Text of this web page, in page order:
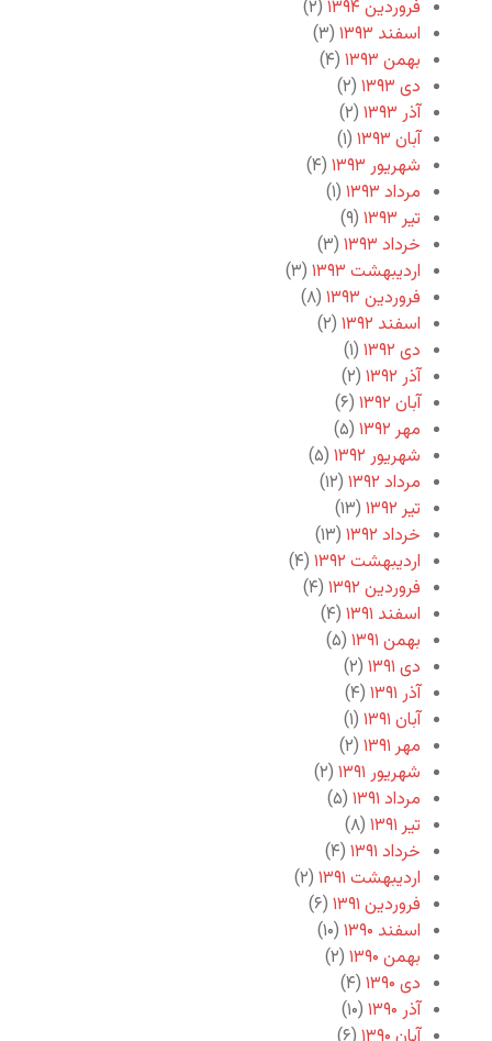
فروردین ۱۳۹۴
(۲)
اسفند ۱۳۹۳
(۳)
بهمن ۱۳۹۳
(۴)
دی ۱۳۹۳
(۲)
آذر ۱۳۹۳
(۲)
آبان ۱۳۹۳
(۱)
شهریور ۱۳۹۳
(۴)
مرداد ۱۳۹۳
(۱)
تیر ۱۳۹۳
(۹)
خرداد ۱۳۹۳
(۳)
اردیبهشت ۱۳۹۳
(۳)
فروردین ۱۳۹۳
(۸)
اسفند ۱۳۹۲
(۲)
دی ۱۳۹۲
(۱)
آذر ۱۳۹۲
(۲)
آبان ۱۳۹۲
(۶)
مهر ۱۳۹۲
(۵)
شهریور ۱۳۹۲
(۵)
مرداد ۱۳۹۲
(۱۲)
تیر ۱۳۹۲
(۱۳)
خرداد ۱۳۹۲
(۱۳)
اردیبهشت ۱۳۹۲
(۴)
فروردین ۱۳۹۲
(۴)
اسفند ۱۳۹۱
(۴)
بهمن ۱۳۹۱
(۵)
دی ۱۳۹۱
(۲)
آذر ۱۳۹۱
(۴)
آبان ۱۳۹۱
(۱)
مهر ۱۳۹۱
(۲)
شهریور ۱۳۹۱
(۲)
مرداد ۱۳۹۱
(۵)
تیر ۱۳۹۱
(۸)
خرداد ۱۳۹۱
(۴)
اردیبهشت ۱۳۹۱
(۲)
فروردین ۱۳۹۱
(۶)
اسفند ۱۳۹۰
(۱۰)
بهمن ۱۳۹۰
(۲)
دی ۱۳۹۰
(۴)
آذر ۱۳۹۰
(۱۰)